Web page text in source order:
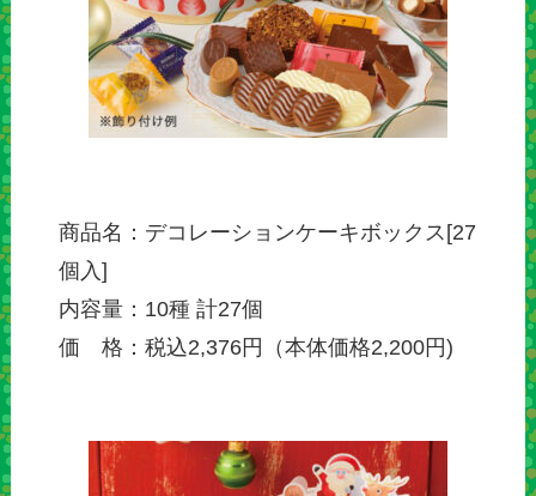
商品名：デコレーションケーキボックス[27
個入]
内容量：10種 計27個
価 格：税込2,376円（本体価格2,200円)